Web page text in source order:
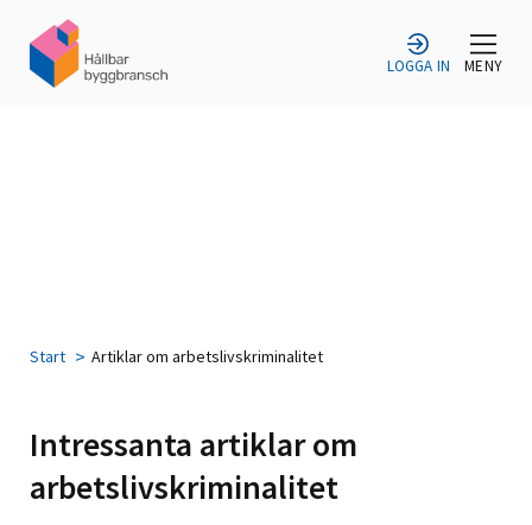
LOGGA IN MENY
Start Artiklar om arbetslivskriminalitet
Intressanta artiklar om
arbetslivskriminalitet